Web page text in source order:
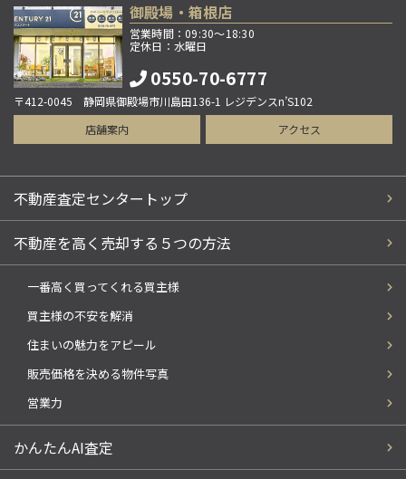
御殿場・箱根店
営業時間：09:30～18:30
定休日：水曜日
0550-70-6777
〒412-0045 静岡県御殿場市川島田136-1 レジデンスn’S102
店舗案内
アクセス
不動産査定センタートップ
不動産を高く売却する５つの方法
一番高く買ってくれる買主様
買主様の不安を解消
住まいの魅力をアピール
販売価格を決める物件写真
営業力
かんたんAI査定